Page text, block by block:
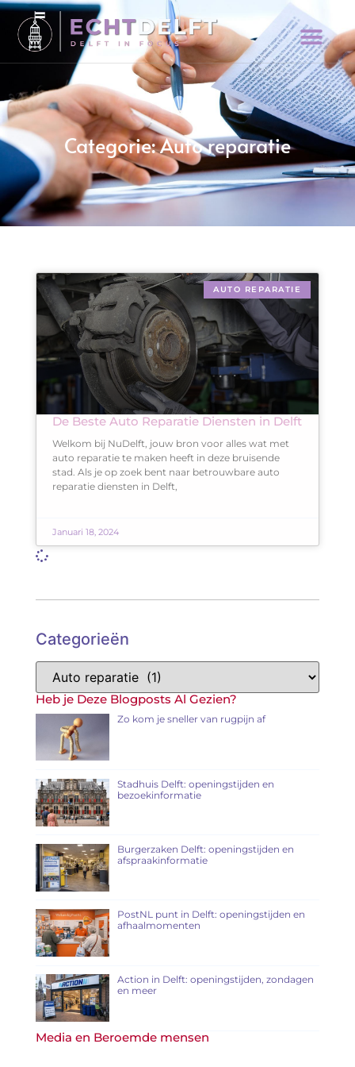
Categorie: Auto reparatie
Categorieën
Heb je Deze Blogposts Al Gezien?
Zo kom je sneller van rugpijn af
Stadhuis Delft: openingstijden en
bezoekinformatie
Burgerzaken Delft: openingstijden en
afspraakinformatie
PostNL punt in Delft: openingstijden en
afhaalmomenten
Action in Delft: openingstijden, zondagen
en meer
Media en Beroemde mensen
AUTO REPARATIE
De Beste Auto Reparatie Diensten in Delft
Welkom bij NuDelft, jouw bron voor alles wat met
auto reparatie te maken heeft in deze bruisende
stad. Als je op zoek bent naar betrouwbare auto
reparatie diensten in Delft,
Januari 18, 2024